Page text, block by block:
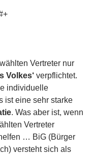
Vertreter nur
Volkes‘ verpflichtet.
individuelle
ist eine sehr starke
. Was aber ist, wenn
Vertreter
… BiG (Bürger
versteht sich als